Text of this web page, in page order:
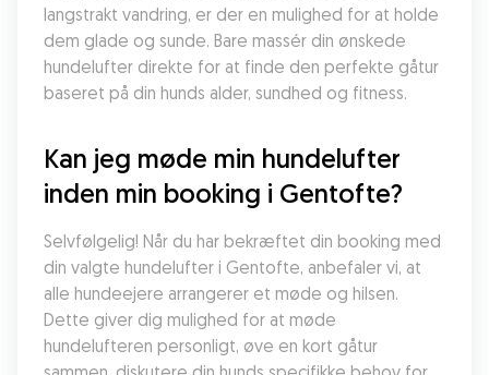
langstrakt vandring, er der en mulighed for at holde
dem glade og sunde. Bare massér din ønskede
hundelufter direkte for at finde den perfekte gåtur
baseret på din hunds alder, sundhed og fitness.
Kan jeg møde min hundelufter
inden min booking i Gentofte?
Selvfølgelig! Når du har bekræftet din booking med
din valgte hundelufter i Gentofte, anbefaler vi, at
alle hundeejere arrangerer et møde og hilsen.
Dette giver dig mulighed for at møde
hundelufteren personligt, øve en kort gåtur